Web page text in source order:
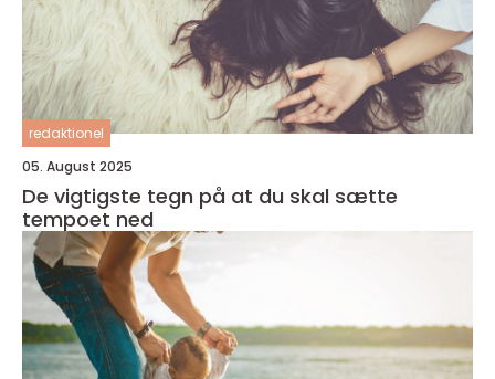
redaktionel
05. August 2025
De vigtigste tegn på at du skal sætte
tempoet ned